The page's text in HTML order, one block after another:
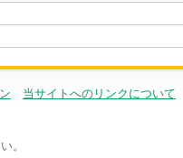
当サイトへのリンクについて
。